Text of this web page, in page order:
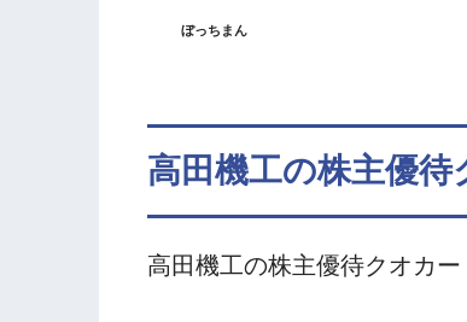
ぼっちまん
高田機工の株主優
高田機工の株主優待クオカー